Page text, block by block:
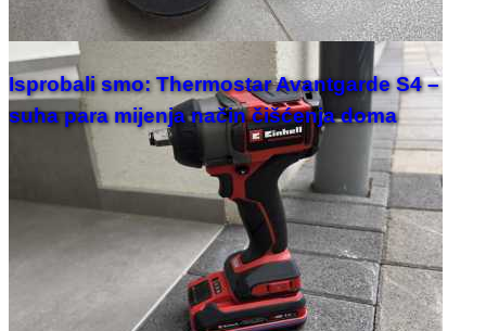
Isprobali smo: Thermostar Avantgarde S4 –
suha para mijenja način čišćenja doma